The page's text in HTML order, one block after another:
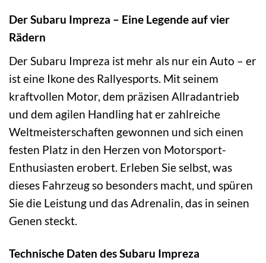
Der Subaru Impreza – Eine Legende auf vier
Rädern
Der Subaru Impreza ist mehr als nur ein Auto – er
ist eine Ikone des Rallyesports. Mit seinem
kraftvollen Motor, dem präzisen Allradantrieb
und dem agilen Handling hat er zahlreiche
Weltmeisterschaften gewonnen und sich einen
festen Platz in den Herzen von Motorsport-
Enthusiasten erobert. Erleben Sie selbst, was
dieses Fahrzeug so besonders macht, und spüren
Sie die Leistung und das Adrenalin, das in seinen
Genen steckt.
Technische Daten des Subaru Impreza